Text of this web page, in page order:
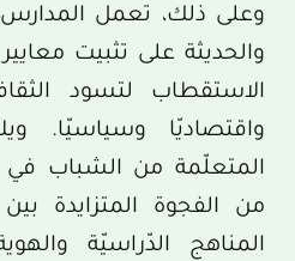
وعلى ذلك، تعمل المدارس
والحديثة على تثبيت
الاستقطاب لتسود
واقتصاديّا وسياسيّا.
المتعلّمة من الشباب في
من الفجوة المتزايدة
المناهج الدّراسيّة